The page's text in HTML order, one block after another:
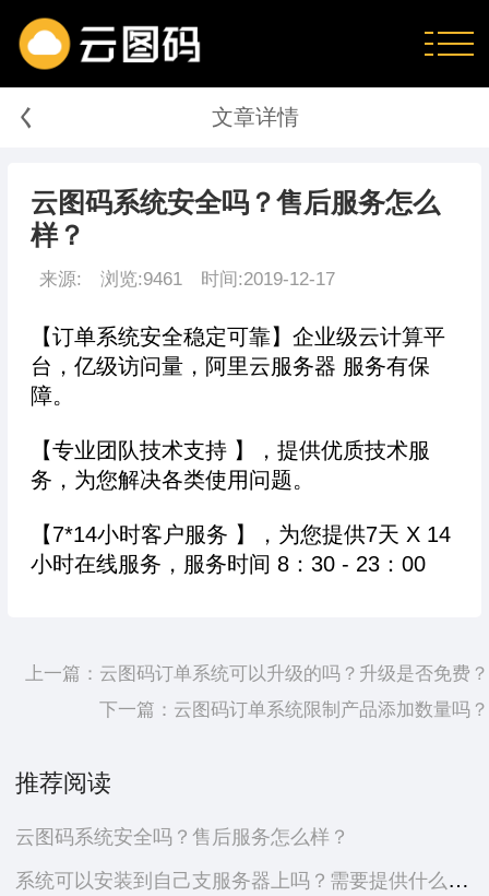
く 文章详情
云图码系统安全吗？售后服务怎么
样？
来源: 浏览:9461 时间:2019-12-17
【订单系统安全稳定可靠】企业级云计算平
台，亿级访问量，阿里云服务器 服务有保
障。
【专业团队技术支持 】，提供优质技术服
务，为您解决各类使用问题。
【7*14小时客户服务 】，为您提供7天 X 14
小时在线服务，服务时间 8：30 - 23：00
上一篇： 云图码订单系统可以升级的吗？升级是否免费？
下一篇： 云图码订单系统限制产品添加数量吗？
推荐阅读
云图码系统安全吗？售后服务怎么样？
系统可以安装到自己支服务器上吗？需要提供什么资料？